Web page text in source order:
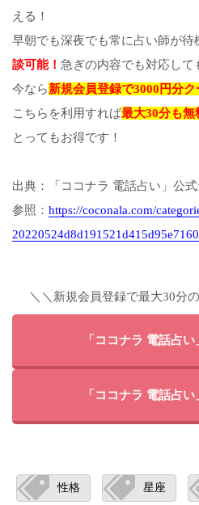
える！
早朝でも深夜でも常に占い師が待
談可能！ 急ぎの内容でも対応して
今なら新規会員登録で3000円分ク
こちらを利用すれば最大30分も無
とってもお得です！
出典：「ココナラ 電話占い」公式
参照： https://coconala.com/
＼＼新規会員登録で最大30分
「ココナラ 電話占
「ココナラ 電話占
性格 星座